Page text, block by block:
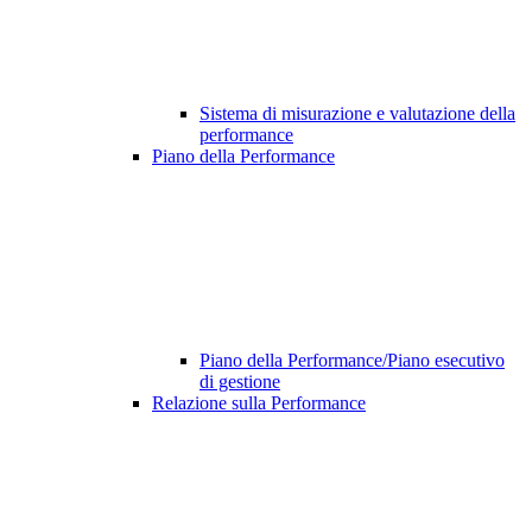
Sistema di misurazione e valutazione della
performance
Piano della Performance
Piano della Performance/Piano esecutivo
di gestione
Relazione sulla Performance